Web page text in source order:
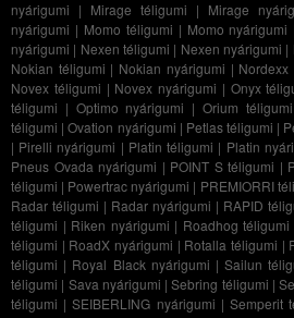
nyárigumi | Mirage téligumi | Mirage
nyárigumi | Momo téligumi | Momo nyárigumi
nyárigumi | Nexen téligumi | Nexen nyárigumi |
Nokian téligumi | Nokian nyárigumi | Nordexx
Novex téligumi | Novex nyárigumi | Onyx
téligumi | Optimo nyárigumi |Orium téligumi
téligumi |Ovation nyárigumi | Petlas téligumi |
| Pirelli nyárigumi | Platin téligumi | Platin
Pneus Ovada nyárigumi | POINT S téligumi |
téligumi | Powertrac nyárigumi | PREMIORRI
Radar téligumi | Radar nyárigumi | RAPID
téligumi | Riken nyárigumi | Roadhog téligumi
téligumi | RoadX nyárigumi | Rotalla téligumi |
téligumi | Royal Black nyárigumi |Sailun
téligumi | Sava nyárigumi |Sebring téligumi |
téligumi |SEIBERLING nyárigumi |Semperit